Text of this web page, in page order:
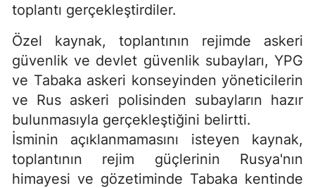
toplantı gerçekleştirdiler.
Özel kaynak, toplantının rejimde askeri
güvenlik ve devlet güvenlik subayları, YPG
ve Tabaka askeri konseyinden yöneticilerin
ve Rus askeri polisinden subayların hazır
bulunmasıyla gerçekleştiğini belirtti.
İsminin açıklanmamasını isteyen kaynak,
toplantının rejim güçlerinin Rusya'nın
himayesi ve gözetiminde Tabaka kentinde